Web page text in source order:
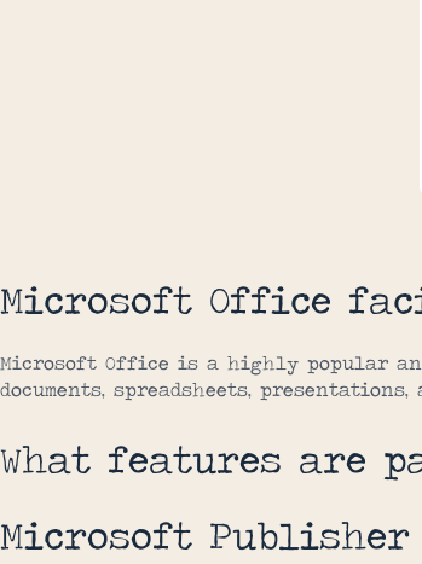
Microsoft Office
Microsoft Office is a highly popular
documents, spreadsheets,
What features are
Microsoft Publisher